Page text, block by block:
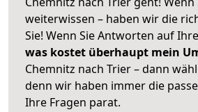
weiterwissen – haben wir die
Sie! Wenn Sie Antworten auf
was kostet überhaupt mein
Chemnitz nach Trier – dann
denn wir haben immer die
Ihre Fragen parat.